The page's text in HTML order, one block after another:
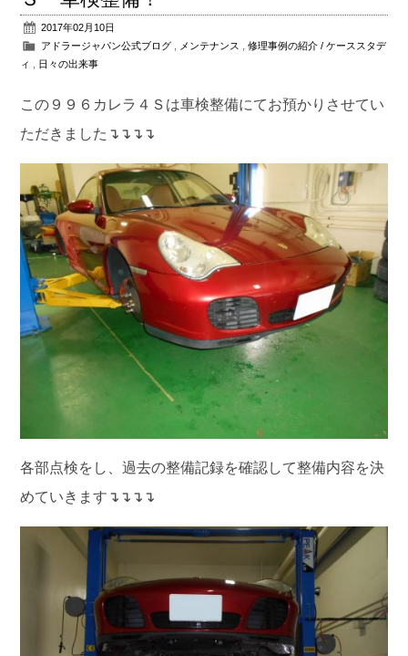
会社概要2017年02月10日
アドラージャパン公式ブログ
メンテナンス ,修理事例の紹介 / ケーススタデ
ィ
日々の出来事
この９９６カレラ４Ｓは車検整備にてお預かりさせてい
ただきました↴↴↴↴
各部点検をし、過去の整備記録を確認して整備内容を決
めていきます↴↴↴↴